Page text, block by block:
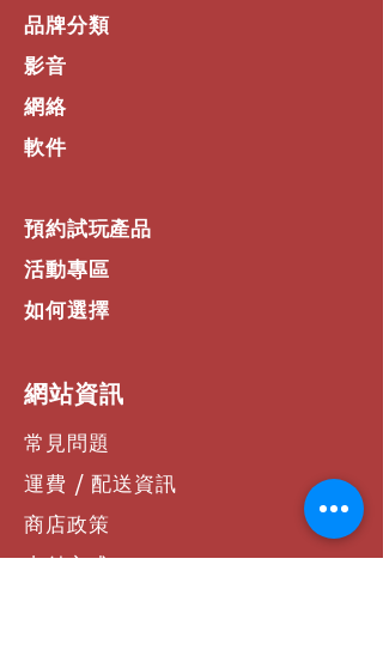
品牌分類
影音
網絡
軟件
預約試玩產品
活動專區
如何選擇
​網站資訊
常見問題
運費 / 配送資訊
商店政策
支付方式